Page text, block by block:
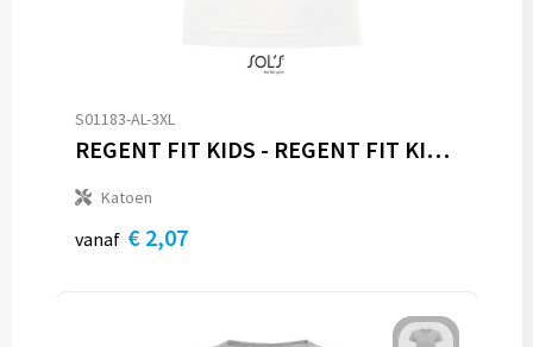
S01183-AL-3XL
REGENT FIT KIDS - REGENT FIT KIND 150g
Katoen
vanaf € 2,07